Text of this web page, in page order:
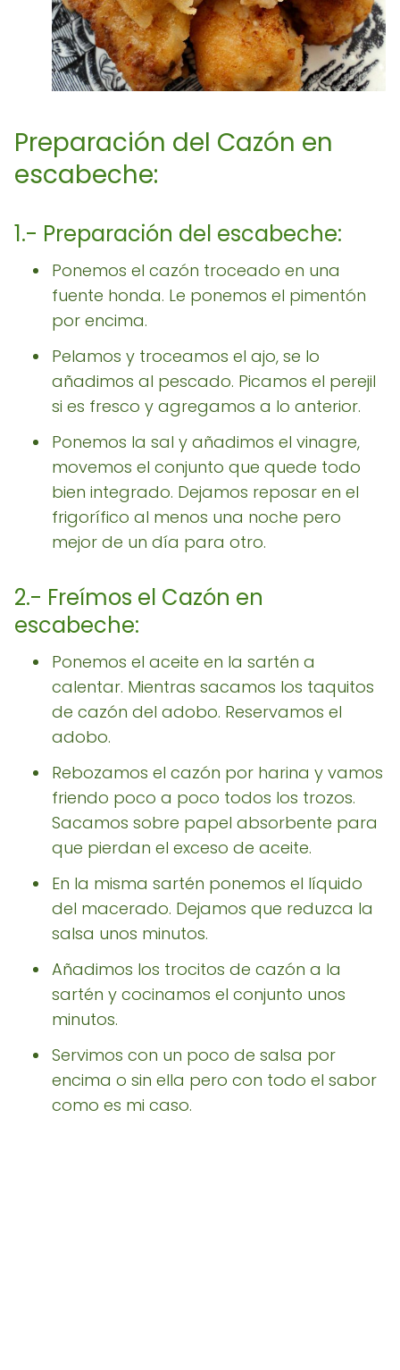
Preparación del Cazón en
escabeche:
1.- Preparación del escabeche:
Ponemos el cazón troceado en una
fuente honda. Le ponemos el pimentón
por encima.
Pelamos y troceamos el ajo, se lo
añadimos al pescado. Picamos el perejil
si es fresco y agregamos a lo anterior.
Ponemos la sal y añadimos el vinagre,
movemos el conjunto que quede todo
bien integrado. Dejamos reposar en el
frigorífico al menos una noche pero
mejor de un día para otro.
2.- Freímos el Cazón en
escabeche:
Ponemos el aceite en la sartén a
calentar. Mientras sacamos los taquitos
de cazón del adobo. Reservamos el
adobo.
Rebozamos el cazón por harina y vamos
friendo poco a poco todos los trozos.
Sacamos sobre papel absorbente para
que pierdan el exceso de aceite.
En la misma sartén ponemos el líquido
del macerado. Dejamos que reduzca la
salsa unos minutos.
Añadimos los trocitos de cazón a la
sartén y cocinamos el conjunto unos
minutos.
Servimos con un poco de salsa por
encima o sin ella pero con todo el sabor
como es mi caso.